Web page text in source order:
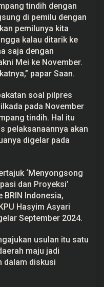
tindih dengan
di pemilu dengan
pemilunya kita
kalau ditarik ke
saja dengan
Mei ke November.
papar Saan.
soal pilpres
pada November
tindih. Hal itu
pelaksanaannya akan
digelar pada
‘Menyongsong
dan Proyeksi’
BRIN Indonesia,
Hasyim Asyari
September 2024.
usulan itu satu
maju jadi
dalam diskusi